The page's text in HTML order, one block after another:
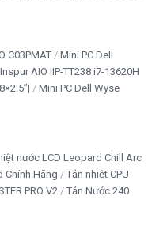
C03PMAT
Mini PC Dell
AIO IIP-TT238 i7-13620H
Mini PC Dell Wyse
nước LCD Leopard Chill Arc
Chính Hãng
Tản nhiệt CPU
PRO V2
Tản Nước 240